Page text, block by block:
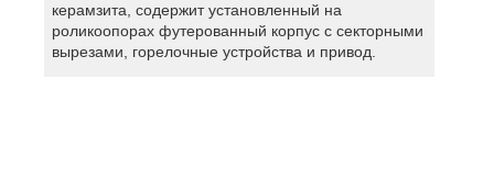
керамзита, содержит установленный на
роликоопорах футерованный корпус с секторными
вырезами, горелочные устройства и привод.